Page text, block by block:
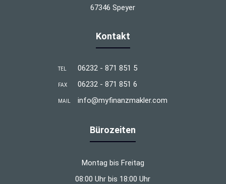
67346 Speyer
Kontakt
TEL 06232 - 871 851 5
FAX 06232 - 871 851 6
MAIL info@myfinanzmakler.com
Bürozeiten
Montag bis Freitag
08:00 Uhr bis 18:00 Uhr